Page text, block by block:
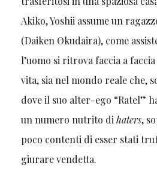
Akiko, Yoshii assume un
(Daiken Okudaira), come
l’uomo si ritrova faccia a
vita, sia nel mondo reale che,
dove il suo alter-ego “Ratel”
un numero nutrito dihaters,
poco contenti di esser stati
giurare vendetta.